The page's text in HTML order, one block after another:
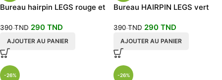
Bureau hairpin LEGS rouge et
390TND 290 TND
AJOUTER AU PANIER
Bureau HAIRPIN LEGS vert
390TND 290 TND
AJOUTER AU PANIER
-26% -26%